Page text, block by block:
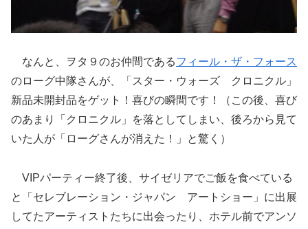
なんと、ヲタ９のお仲間であるフィール・ザ・フォース
のローグ中隊さんが、「スター・ウォーズ クロニクル」
新品未開封品をゲット！喜びの瞬間です！（この後、喜び
のあまり「クロニクル」を落としてしまい、後ろから見て
いた人が「ローグさんが消えた！」と驚く）
VIPパーティー終了後、サイゼリアでご飯を食べている
と「セレブレーション・ジャパン アートショー」に出展
してたアーティストたちに出会ったり、ホテル前でアンソ